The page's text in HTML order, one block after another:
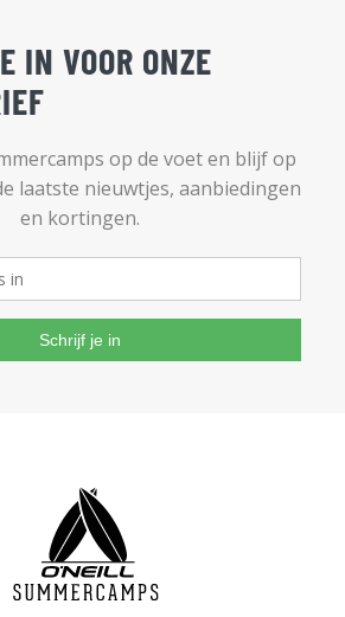
IN VOOR ONZE